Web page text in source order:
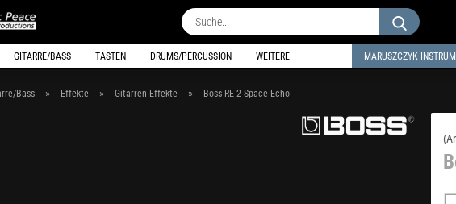
Suche...
GITARRE/BASS TASTEN DRUMS/PERCUSSION MARUSZCZYK
WEITERE
Bass » Effekte » Gitarren Effekte » Boss RE-2 Space Echo